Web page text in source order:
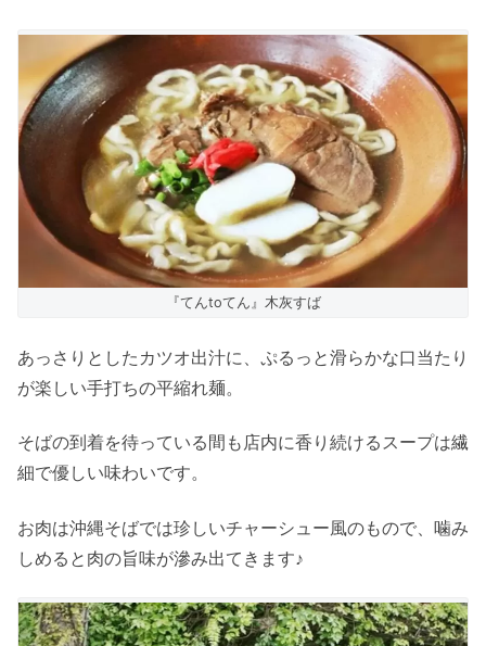
『てんtoてん』木灰すば
あっさりとしたカツオ出汁に、ぷるっと滑らかな口当たり
が楽しい手打ちの平縮れ麺。
そばの到着を待っている間も店内に香り続けるスープは繊
細で優しい味わいです。
お肉は沖縄そばでは珍しいチャーシュー風のもので、噛み
しめると肉の旨味が滲み出てきます♪